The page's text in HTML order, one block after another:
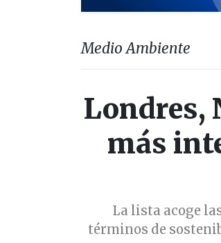
Medio Ambiente
Londres,
más
La lista acoge
términos de